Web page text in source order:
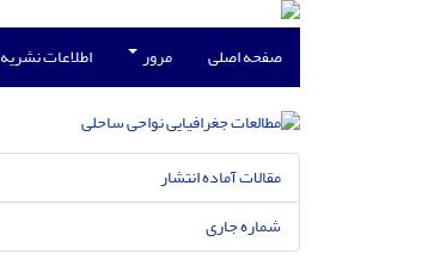
صفحه اصلی مرور اطلاعات نشریه
مقالات آماده انتشار
شماره جاری